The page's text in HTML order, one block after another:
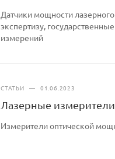
Датчики мощности
экспертизу,
измерений
СТАТЬИ — 01.06.2023
Лазерные
Измерители оптической